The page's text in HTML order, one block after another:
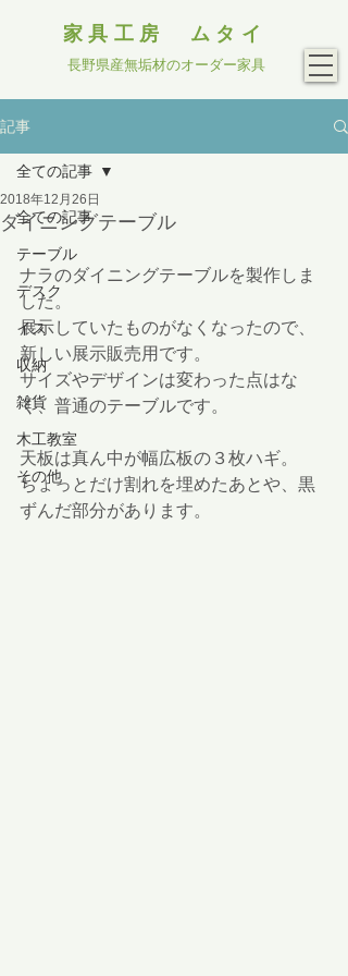
家具工房 ムタイ
長野県産無垢材のオーダー家具
記事
全ての記事
テーブル
デスク
イス
収納
雑貨
木工教室
その他
全ての記事
ダイニングテーブル
2018年12月26日
ナラのダイニングテーブルを製作しま
した。
展示していたものがなくなったので、
新しい展示販売用です。
サイズやデザインは変わった点はな
く、普通のテーブルです。
天板は真ん中が幅広板の３枚ハギ。
ちょっとだけ割れを埋めたあとや、黒
ずんだ部分があります。